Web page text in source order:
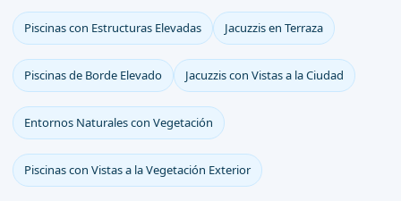
Piscinas con Estructuras Elevadas Jacuzzis en Terraza
Piscinas de Borde Elevado Jacuzzis con Vistas a la Ciudad
Entornos Naturales con Vegetación
Piscinas con Vistas a la Vegetación Exterior